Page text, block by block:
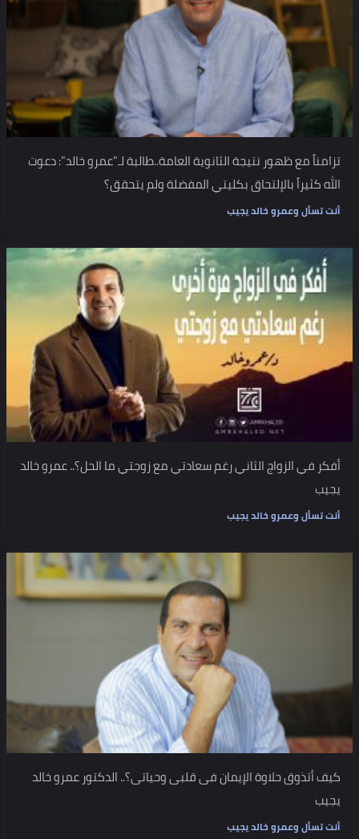
تزامناً مع ظهور نتيجة الثانوية العامة..طالبة لـ"عمرو خالد": دعوت
الله كثيراً بالإلتحاق بكليتي المفضلة ولم يتحقق؟
أنت تسأل وعمرو خالد يجيب
أفكر في الزواج الثاني رغم سعادتي مع زوجتي ما الحل؟.. عمرو خالد
يجيب
أنت تسأل وعمرو خالد يجيب
كيف أتذوق حلاوة الإيمان فى قلبى وحياتى؟.. الدكتور عمرو خالد
يجيب
أنت تسأل وعمرو خالد يجيب